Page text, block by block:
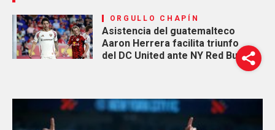
ORGULLO CHAPÍN
Asistencia del guatemalteco
Aaron Herrera facilita triunfo
del DC United ante NY Red Bulls